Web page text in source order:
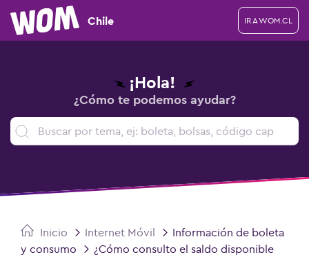
Chile IR A WOM.CL
¡Hola!
¿Cómo te podemos ayudar?
Inicio Internet Móvil
Información de boleta
y consumo
¿Cómo consulto el saldo disponible